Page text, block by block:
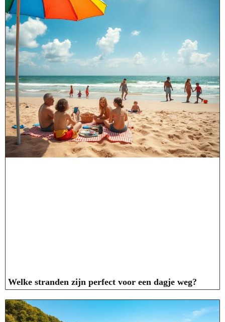
Welke stranden zijn perfect voor een dagje weg?